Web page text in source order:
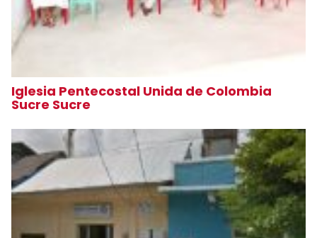
Iglesia Pentecostal Unida de Colombia
Sucre Sucre